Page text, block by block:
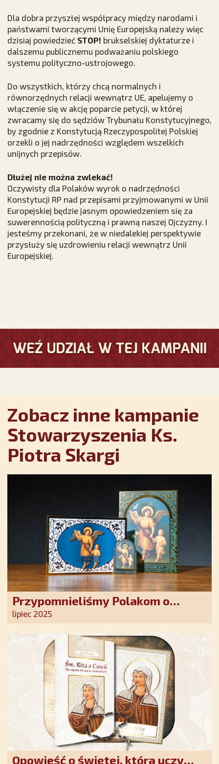
Dla dobra przyszłej współpracy między narodami i
państwami tworzącymi Unię Europejską należy więc
dzisiaj powiedzieć STOP! brukselskiej dyktaturze i
dalszemu publicznemu podważaniu polskiego
systemu polityczno-ustrojowego.
Do wszystkich, którzy chcą normalnych i
równorzędnych relacji wewnątrz UE, apelujemy o
włączenie się w akcję poparcie petycji, w której
zwracamy się do sędziów Trybunału Konstytucyjnego,
by zgodnie z Konstytucją Rzeczypospolitej Polskiej
orzekli o jej nadrzędności względem wszelkich
unijnych przepisów.
Dłużej nie można zwlekać!
Oczywisty dla Polaków wyrok o nadrzędności
Konstytucji RP nad przepisami przyjmowanymi w Unii
Europejskiej będzie jasnym opowiedzeniem się za
suwerennością polityczną i prawną naszej Ojczyzny. I
jesteśmy przekonani, że w niedalekiej perspektywie
przysłuży się uzdrowieniu relacji wewnątrz Unii
Europejskiej.
Zobacz inne kampanie
Stowarzyszenia Ks.
Piotra Skargi
Przypomnieliśmy Polakom o
obecności Anioła Stróża!
lipiec 2025
Opowieść o świętej, która uczy